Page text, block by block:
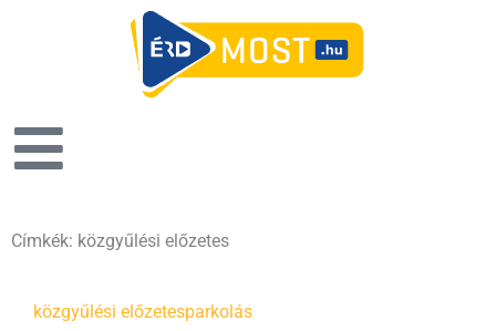
Címkék: közgyűlési előzetes
közgyűlési előzetesparkolás